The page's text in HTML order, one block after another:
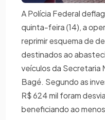
A Polícia Federal
quinta-feira (14), a
reprimir esquema de
destinados ao
veículos da Secretaria
Bagé. Segundo as
R$ 624 mil foram
beneficiando ao